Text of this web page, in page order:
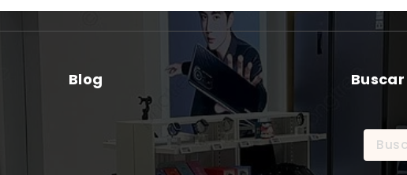
Blog Buscar
Buscar: